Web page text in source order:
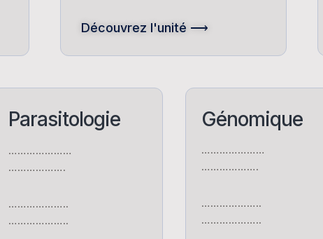
Découvrez l'unité ⟶
Parasitologie
…………………
……………….
………………..
………………..
Génomique
…………………
……………….
………………..
………………..